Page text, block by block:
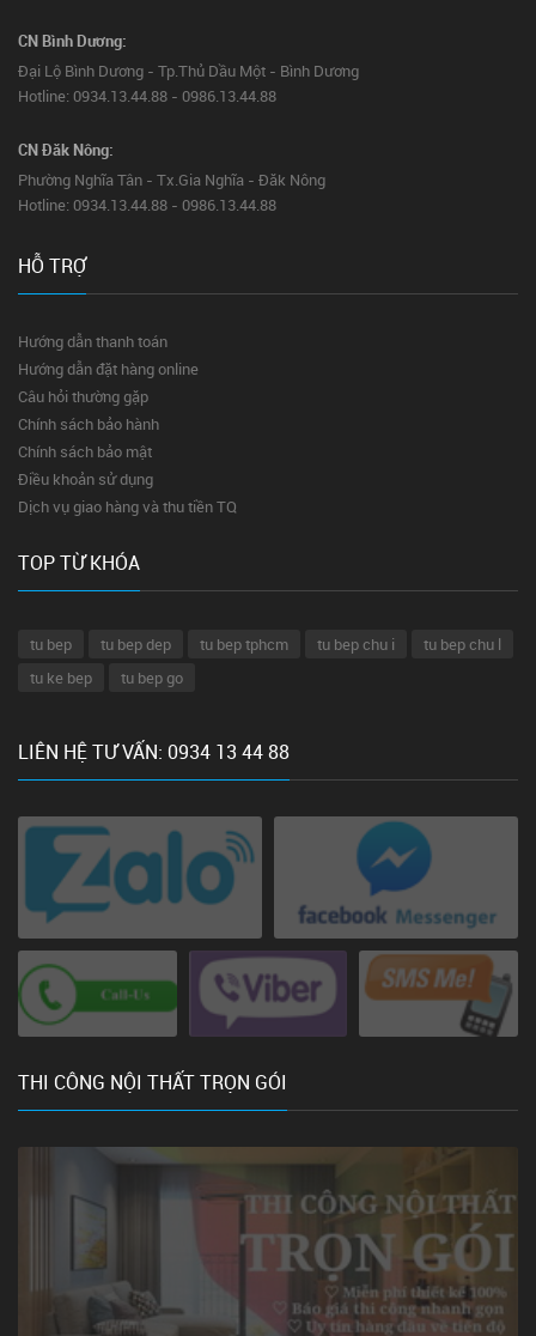
CN Bình Dương:
Đại Lộ Bình Dương - Tp.Thủ Dầu Một - Bình Dương
Hotline: 0934.13.44.88 - 0986.13.44.88
CN Đăk Nông:
Phường Nghĩa Tân - Tx.Gia Nghĩa - Đăk Nông
Hotline: 0934.13.44.88 - 0986.13.44.88
HỖ TRỢ
Hướng dẫn thanh toán
Hướng dẫn đặt hàng online
Câu hỏi thường gặp
Chính sách bảo hành
Chính sách bảo mật
Điều khoản sử dụng
Dịch vụ giao hàng và thu tiền TQ
TOP TỪ KHÓA
tu bep tu bep dep tu bep tphcm tu bep chu i
tu bep chu l
tu ke bep
tu bep go
LIÊN HỆ TƯ VẤN: 0934 13 44 88
THI CÔNG NỘI THẤT TRỌN GÓI